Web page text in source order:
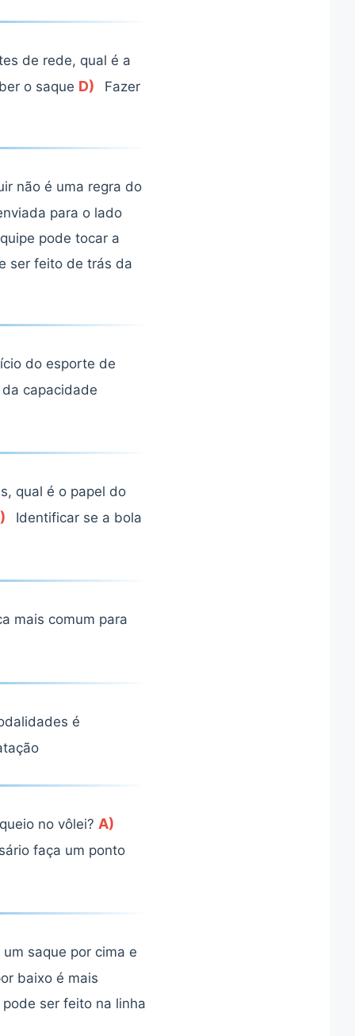
de rede, qual é a
o saque D) Fazer
não é uma regra do
para o lado
pode tocar a
ser feito de trás da
do esporte de
capacidade
qual é o papel do
Identificar se a bola
mais comum para
é
no vôlei? A)
faça um ponto
saque por cima e
baixo é mais
ser feito na linha